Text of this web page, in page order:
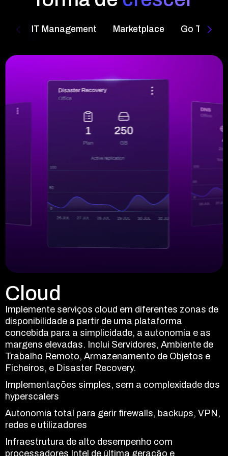
IT Management Marketplace Go To
Cloud
Implemente serviços cloud em diferentes zonas de
disponibilidade a partir de uma plataforma
concebida para a simplicidade, a autonomia e as
margens elevadas. Inclui Servidores, Ambiente de
Trabalho Remoto, Armazenamento de Objetos e
Ficheiros, e Disaster Recovery.
Implementações simples, sem a complexidade dos
hyperscalers
Autonomia total para gerir firewalls, backups, VPN,
redes e utilizadores
Infraestrutura de alto desempenho com
processadores Intel de última geração e
Play
Obtenha visibilidade total, controlo e contexto
sobre todos os dispositivos, utilizadores e
ambientes que gere. Consolide todo o seu stack
tecnológico numa única vista operacional,
monitorize tudo em tempo real e automatize
tarefas rotineiras para antecipar problemas antes
que estes afetem os seus clientes:
Governança unificada de endpoints
Visibilidade em tempo real com monitorização e
telemetria avançadas
políticas e conformidade em escala
Play
Compre, gira e implemente todo o software de que
os seus clientes precisam a partir de um único
local.
Microsoft 365, soluções de cibersegurança,
ferramentas de produtividade e muito mais
Informações de utilização e centralização da
Play
Ferramentas e materiais que oferecem à equipa
comercial da empresa de IT tudo o que necessita
para vender mais e aumentar a rentabilidade, sob a
sua própria marca.
branca
Play